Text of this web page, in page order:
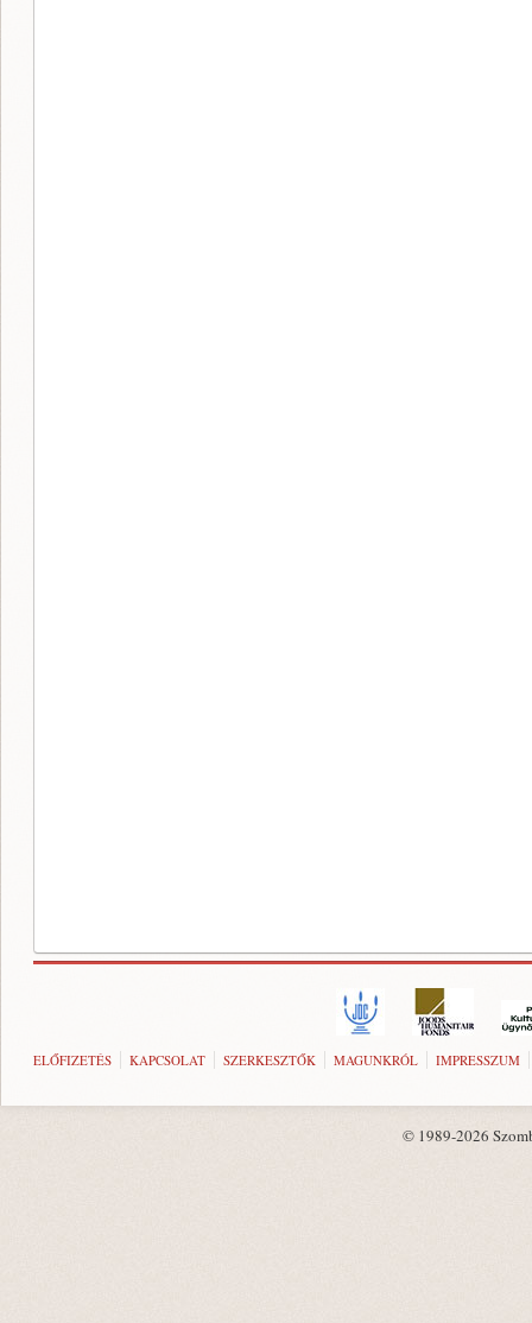
ELŐFIZETÉS KAPCSOLAT SZERKESZTŐK MAGUNKRÓL IMPRESSZUM
© 1989-2026